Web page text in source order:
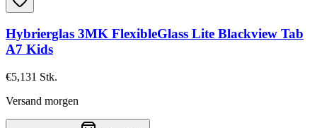
Hybrierglas 3MK FlexibleGlass Lite Blackview Tab
A7 Kids
€5,131 Stk.
Versand morgen